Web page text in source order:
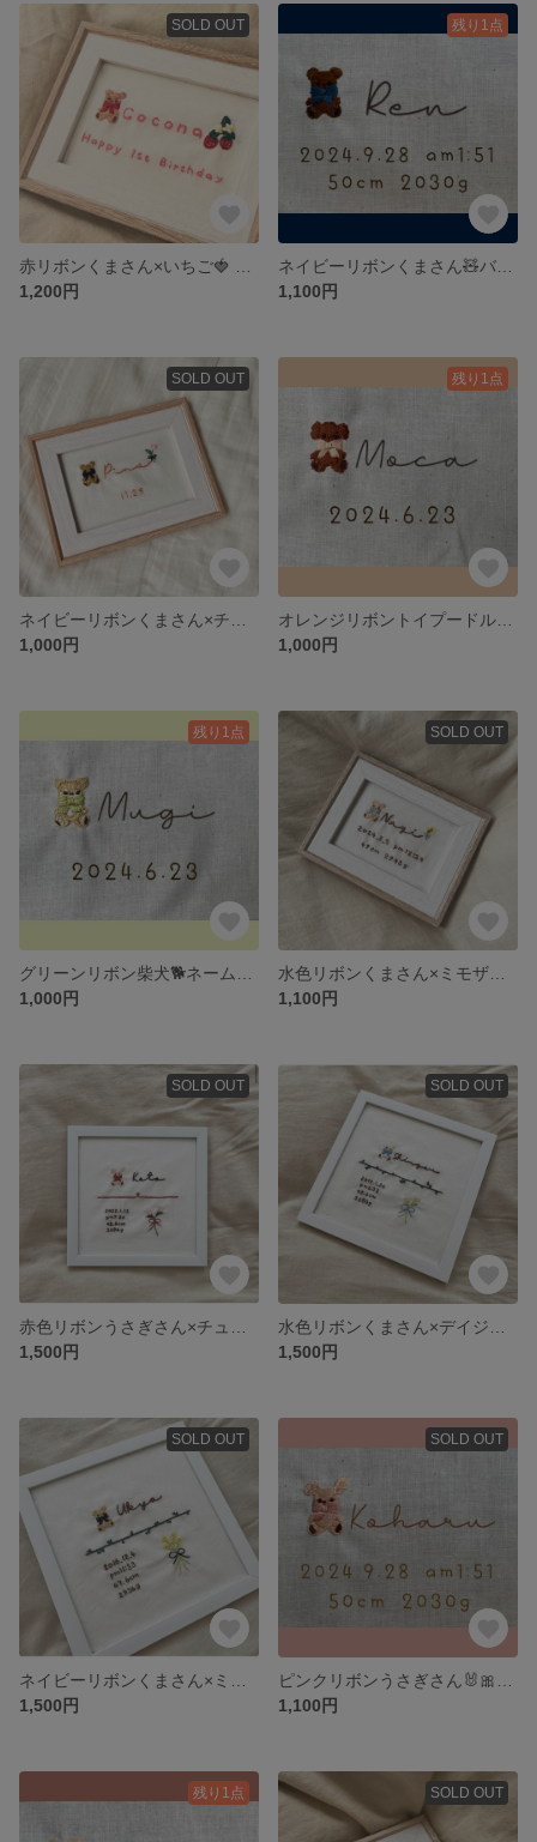
SOLD OUT
1,200円
残り1点
1,100円
SOLD OUT
1,000円
残り1点
1,000円
残り1点
1,000円
SOLD OUT
1,100円
SOLD OUT
1,500円
SOLD OUT
1,500円
SOLD OUT
1,500円
SOLD OUT
1,100円
残り1点 SOLD OUT